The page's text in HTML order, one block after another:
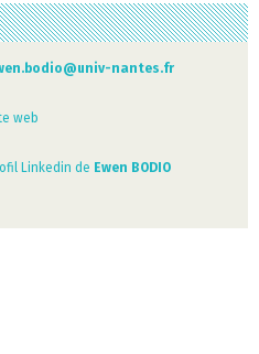
nantes.fr
web
Linkedin de Ewen BODIO